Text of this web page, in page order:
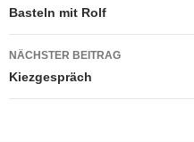
Basteln mit Rolf
NÄCHSTER BEITRAG
Kiezgespräch